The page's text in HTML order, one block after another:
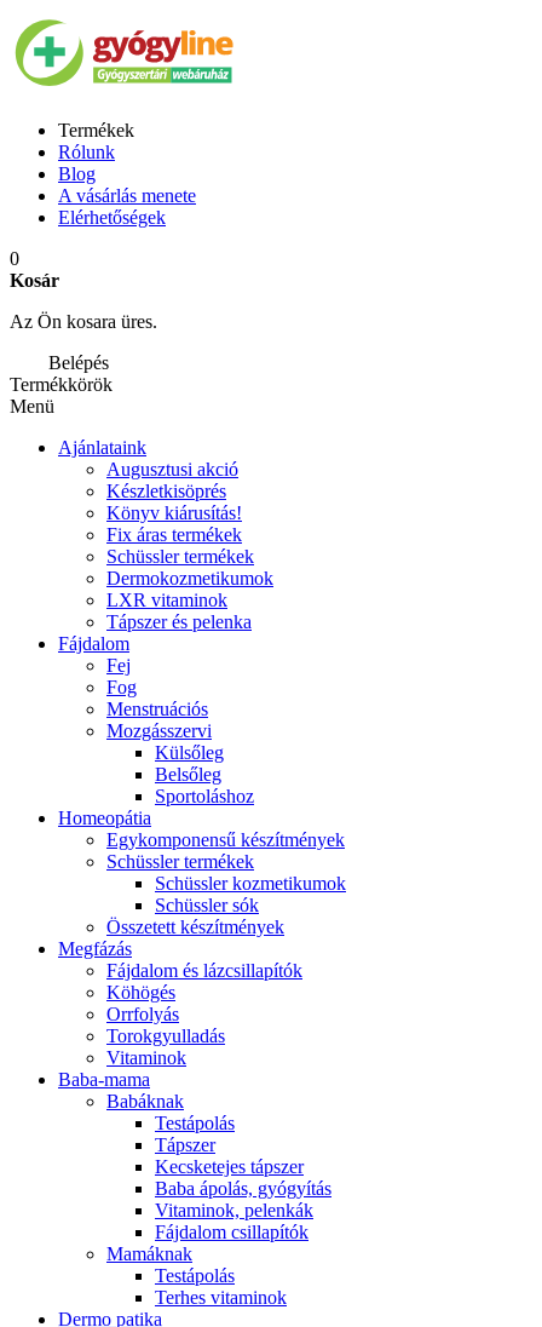
Termékek
Rólunk
Blog
A vásárlás menete
Elérhetőségek
0
Kosár
Az Ön kosara üres.
Belépés
Termékkörök
Menü
Ajánlataink
Augusztusi akció
Készletkisöprés
Könyv kiárusítás!
Fix áras termékek
Schüssler termékek
Dermokozmetikumok
LXR vitaminok
Tápszer és pelenka
Fájdalom
Fej
Fog
Menstruációs
Mozgásszervi
Külsőleg
Belsőleg
Sportoláshoz
Homeopátia
Egykomponensű készítmények
Schüssler termékek
Schüssler kozmetikumok
Schüssler sók
Összetett készítmények
Megfázás
Fájdalom és lázcsillapítók
Köhögés
Orrfolyás
Torokgyulladás
Vitaminok
Baba-mama
Babáknak
Testápolás
Tápszer
Kecsketejes tápszer
Baba ápolás, gyógyítás
Vitaminok, pelenkák
Fájdalom csillapítók
Mamáknak
Testápolás
Terhes vitaminok
Dermo patika